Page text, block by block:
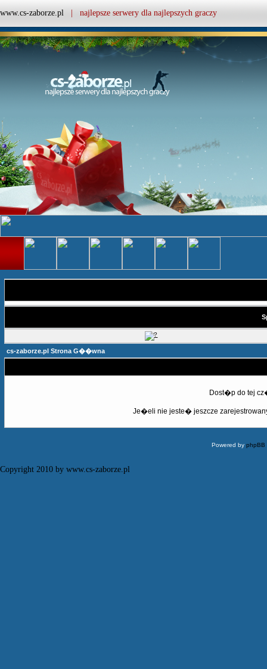
www.cs-zaborze.pl | najlepsze serwery dla najlepszych graczy
cs-zaborze.pl Strona G��wna
Dost�p do tej
Je�eli nie jeste� jeszcze
Powered byphpBB
Copyright 2010 by www.cs-zaborze.pl